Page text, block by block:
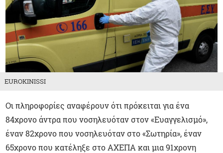
EUROKINISSI
Οι πληροφορίες αναφέρουν ότι πρόκειται για ένα
84χρονο άντρα που νοσηλευόταν στον «Ευαγγελισμό»,
έναν 82χρονο που νοσηλευόταν στο «Σωτηρία», έναν
65χρονο που κατέληξε στο ΑΧΕΠΑ και μια 91χρονη